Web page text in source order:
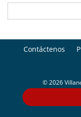
Contáctenos
© 2026